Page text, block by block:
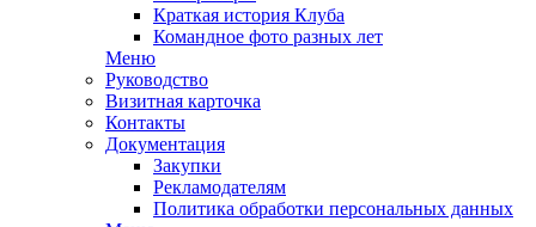
Краткая история Клуба
Командное фото разных лет
Меню
Руководство
Визитная карточка
Контакты
Документация
Закупки
Рекламодателям
Политика обработки персональных данных